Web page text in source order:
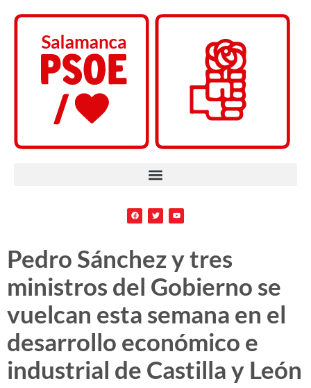
Pedro Sánchez y tres
ministros del Gobierno se
vuelcan esta semana en el
desarrollo económico e
industrial de Castilla y León